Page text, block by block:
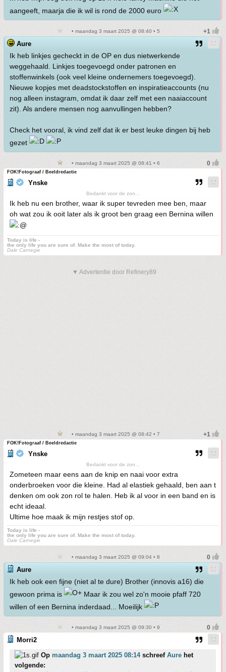
aangeeft, maarja die ik wil is rond de 2000 euro
• maandag 3 maart 2025 @ 08:40 • 5
Aure
Ik heb linkjes gecheckt in de OP en dus nietwerkende
weggehaald. Linkjes toegevoegd onder patronen en
stoffenwinkels (ook veel kleine ondernemers toegevoegd).
Nieuwe kopjes met deadstockstoffen en inspiratieaccounts (nu
nog alleen instagram, omdat ik daar zelf met een naaiaccount
zit). Als andere mensen nog aanvullingen hebben?
Check het vooral, ik vind zelf dat ik er best leuke dingen bij heb
gezet
• maandag 3 maart 2025 @ 08:41 • 6
FOK!Fotograaf / Beeldredactie
Ynske
Bedankt voor de zon...
Ik heb nu een brother, waar ik super tevreden mee ben, maar
oh wat zou ik ooit later als ik groot ben graag een Bernina willen
Today is life -
the only life you are sure of. Make the most of today.
Dale Carnegie
▼ Advertentie door Refinery89
• maandag 3 maart 2025 @ 08:42 • 7
FOK!Fotograaf / Beeldredactie
Ynske
Bedankt voor de zon...
Zometeen maar eens aan de knip en naai voor extra
onderbroeken voor die kleine. Had al elastiek gehaald, ben aan t
denken om ook zon rol te halen. Heb ik al voor in een band en is
echt ideaal.
Ultime hoe maak ik mijn restjes stof op.
Today is life -
the only life you are sure of. Make the most of today.
Dale Carnegie
• maandag 3 maart 2025 @ 09:04 • 8
Aure
Ik heb ook een fijne (niet al te dure) Brother (innovis a16) die
gewoon prima is
Maar ik zou wel zo'n mooie pfaff 720
willen of een Bernina inderdaad... Moeilijk
• maandag 3 maart 2025 @ 09:30 • 9
Morri2
Op maandag 3 maart 2025 08:14schreef Aure het
volgende: